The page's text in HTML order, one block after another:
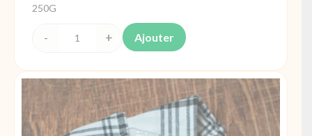
250G
quantité
Tomate
cerise
250g
Ajouter